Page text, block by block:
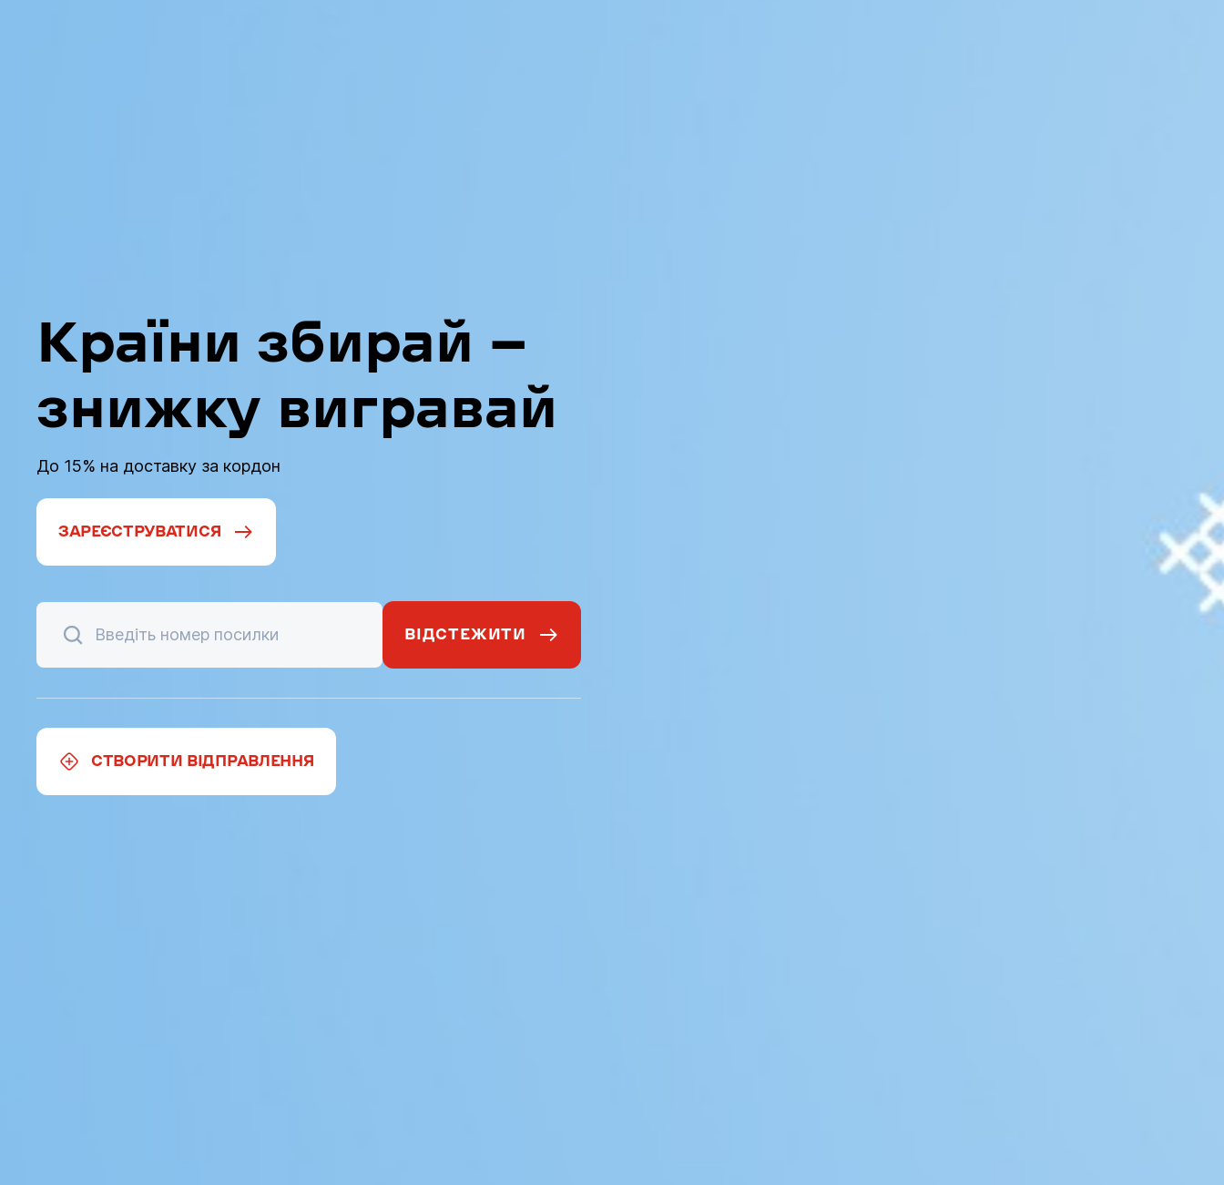
Країни збирай —
знижку вигравай
До 15% на доставку за кордон
ЗАРЕЄСТРУВАТИСЯ
ВІДСТЕЖИТИ
СТВОРИТИ ВІДПРАВЛЕННЯ